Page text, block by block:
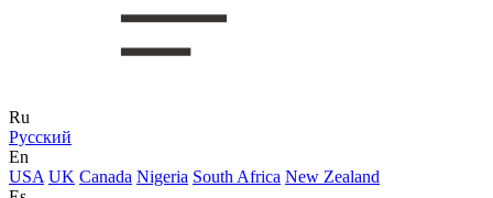
Ru
Русский
En
USA UK Canada Nigeria South Africa New Zealand